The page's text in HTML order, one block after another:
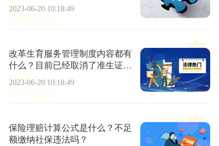
2023-06-20 10:18:49
改革生育服务管理制度内容都有
什么？目前已经取消了准生证制
度了吗？ 天天快看点
2023-06-20 10:18:49
保险理赔计算公式是什么？不足
额缴纳社保违法吗？